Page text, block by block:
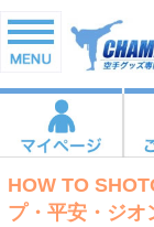
HOW TO
プ・平安・ジオ